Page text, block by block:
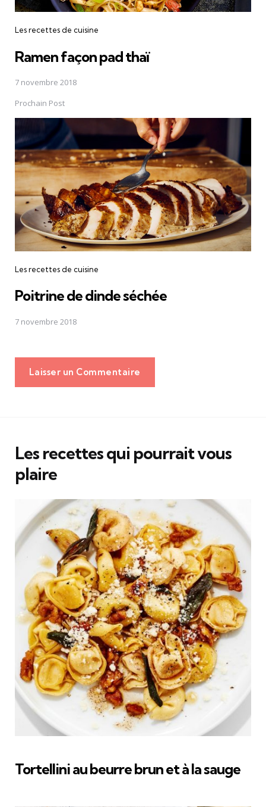
Les recettes de cuisine
Ramen façon pad thaï
7 novembre 2018
Prochain Post
Les recettes de cuisine
Poitrine de dinde séchée
7 novembre 2018
Laisser un Commentaire
Les recettes qui pourrait vous
plaire
Tortellini au beurre brun et à la sauge